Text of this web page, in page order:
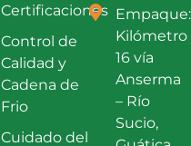
Certificaciones
Control de
Calidad y
Cadena de
Frio
Cuidado del
Empaque:
Kilómetro
16 vía
Anserma
– Río
Sucio,